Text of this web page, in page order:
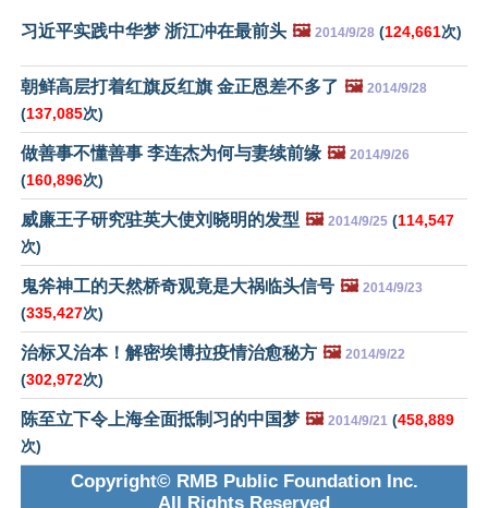
习近平实践中华梦 浙江冲在最前头 🖼️ 2014/9/28 (124,661次)
朝鲜高层打着红旗反红旗 金正恩差不多了 🖼️ 2014/9/28
(137,085次)
做善事不懂善事 李连杰为何与妻续前缘 🖼️ 2014/9/26
(160,896次)
威廉王子研究驻英大使刘晓明的发型 🖼️ 2014/9/25 (114,547
次)
鬼斧神工的天然桥奇观竟是大祸临头信号 🖼️ 2014/9/23
(335,427次)
治标又治本！解密埃博拉疫情治愈秘方 🖼️ 2014/9/22
(302,972次)
陈至立下令上海全面抵制习的中国梦 🖼️ 2014/9/21 (458,889
次)
Copyright© RMB Public Foundation Inc.
All Rights Reserved